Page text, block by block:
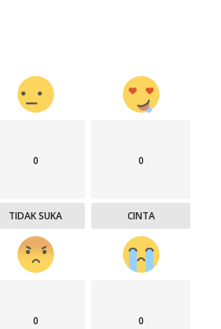
0
TIDAK SUKA
0
CINTA
0 0